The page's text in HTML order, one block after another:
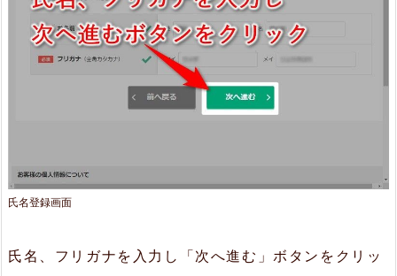
氏名登録画面
氏名、フリガナを入力し「次へ進む」ボタンをクリッ